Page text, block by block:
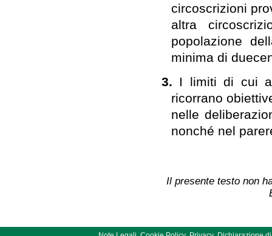
circoscrizioni
altra
popolazione
minima di
3. I limiti di cui
ricorrano
nelle
nonché nel
Il presente testo non